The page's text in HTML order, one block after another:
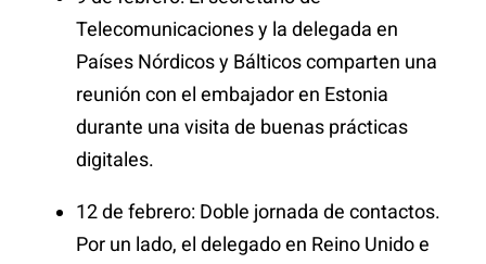
Telecomunicaciones y la delegada en
Países Nórdicos y Bálticos comparten una
reunión con el embajador en Estonia
durante una visita de buenas prácticas
digitales.
12 de febrero: Doble jornada de contactos.
Por un lado, el delegado en Reino Unido e